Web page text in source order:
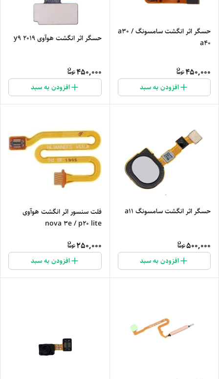
حسگر اثر انگشت سامسونگ a30 /
a40
450,000
افزودن به سبد
حسگر اثر انگشت هوآوی y9 2019
450,000
افزودن به سبد
حسگر اثر انگشت سامسونگ a11
500,000
افزودن به سبد
فلت سنسور اثر انگشت هوآوی
nova 3e / p20 lite
250,000
افزودن به سبد